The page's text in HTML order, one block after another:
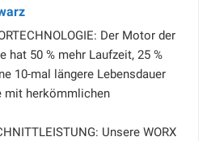
Der Motor der
hat 50 % mehr Laufzeit, 25 %
10-mal längere Lebensdauer
mit herkömmlichen
Unsere WORX